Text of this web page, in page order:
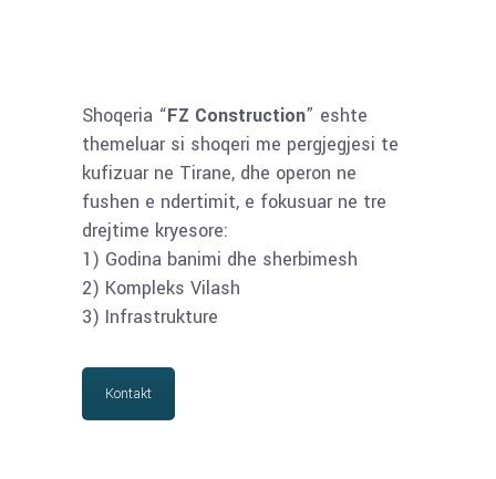
Shoqeria “FZ Construction” eshte
themeluar si shoqeri me pergjegjesi te
kufizuar ne Tirane, dhe operon ne
fushen e ndertimit, e fokusuar ne tre
drejtime kryesore:
1) Godina banimi dhe sherbimesh
2) Kompleks Vilash
3) Infrastrukture
Kontakt